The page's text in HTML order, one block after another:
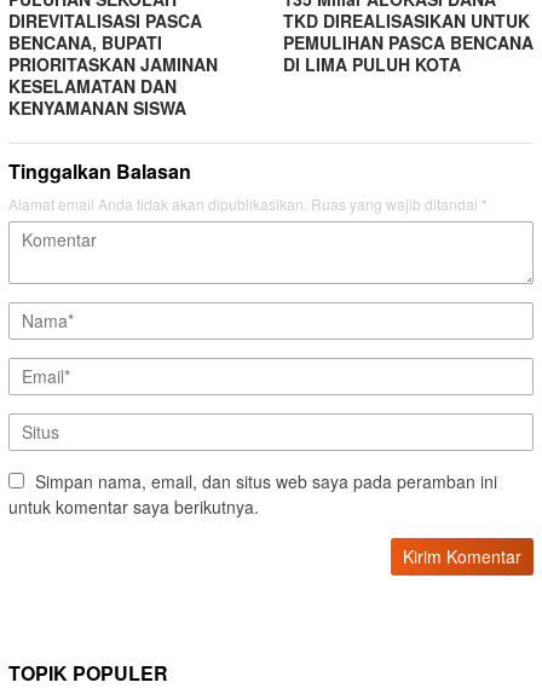
DIREVITALISASI PASCA
BENCANA, BUPATI
PRIORITASKAN JAMINAN
KESELAMATAN DAN
KENYAMANAN SISWA
TKD DIREALISASIKAN UNTUK
PEMULIHAN PASCA BENCANA
DI LIMA PULUH KOTA
Tinggalkan Balasan
Alamat email Anda tidak akan dipublikasikan. Ruas yang wajib ditandai *
Simpan nama, email, dan situs web saya pada peramban ini
untuk komentar saya berikutnya.
TOPIK POPULER